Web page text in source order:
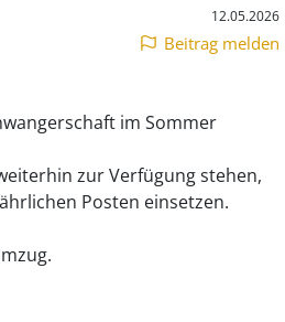
12.05.2026
Beitrag melden
im Sommer
zur Verfügung stehen,
Posten einsetzen.